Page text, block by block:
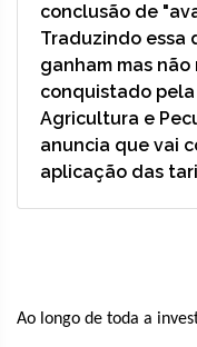
conclusão de
Traduzindo essa
ganham mas
conquistado
Agricultura e
anuncia que vai
aplicação das
Ao longo de toda a